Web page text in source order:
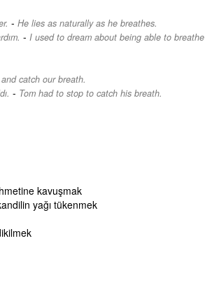
- He lies as naturally as he breathes.
- I used to dream about being able to breathe
catch our breath.
- Tom had to stop to catch his breath.
kavuşmak
yağı tükenmek